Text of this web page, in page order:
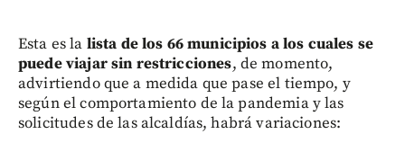
Esta es la lista de los 66 municipios a los cuales se
puede viajar sin restricciones, de momento,
advirtiendo que a medida que pase el tiempo, y
según el comportamiento de la pandemia y las
solicitudes de las alcaldías, habrá variaciones: